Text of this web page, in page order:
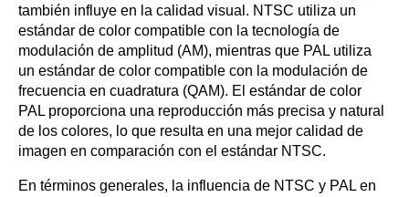
también influye en la calidad visual. NTSC utiliza un
estándar de color compatible con la tecnología de
modulación de amplitud (AM), mientras que PAL utiliza
un estándar de color compatible con la modulación de
frecuencia en cuadratura (QAM). El estándar de color
PAL proporciona una reproducción más precisa y natural
de los colores, lo que resulta en una mejor calidad de
imagen en comparación con el estándar NTSC.
En términos generales, la influencia de NTSC y PAL en